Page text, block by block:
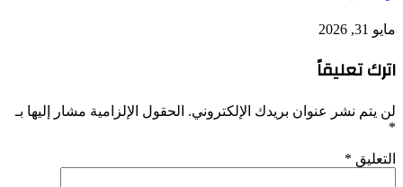
مايو 31, 2026
اترك تعليقاً
لن يتم نشر عنوان بريدك الإلكتروني. الحقول الإلزامية مشار إليها بـ
*
التعليق *